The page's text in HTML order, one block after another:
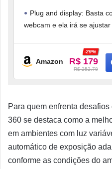
Imagem Full HD
e Rotação 360
Plug and display: Basta
webcam e ela irá se
Amazon R$ 179
-29%
R$ 252.78
Para quem enfrenta
360 se destaca como a
em ambientes com luz
automático de exposição
conforme as condições do